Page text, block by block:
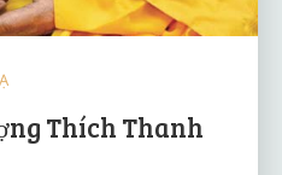
Thích Thanh